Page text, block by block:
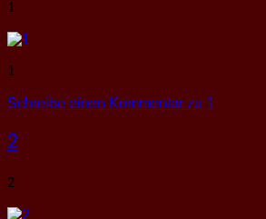
1
1
Schreibe einen Kommentar zu 1
2
2